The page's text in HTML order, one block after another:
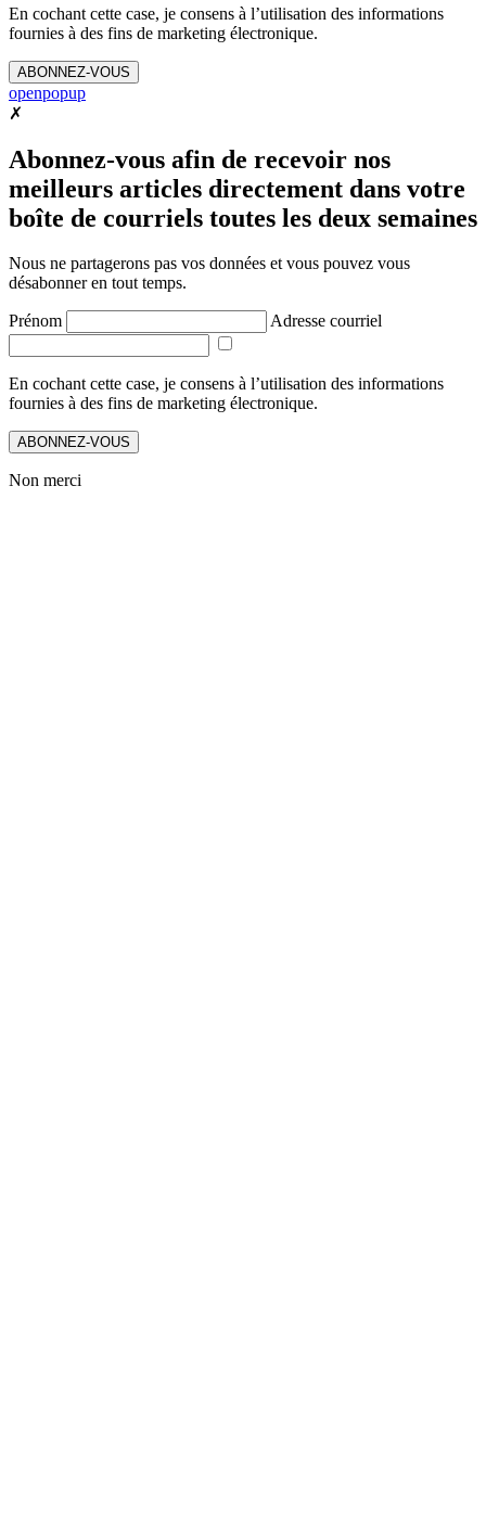
En cochant cette case, je consens à l’utilisation des informations
fournies à des fins de marketing électronique.
ABONNEZ-VOUS
openpopup
✗
Abonnez-vous afin de recevoir nos
meilleurs articles directement dans votre
boîte de courriels toutes les deux semaines
Nous ne partagerons pas vos données et vous pouvez vous
désabonner en tout temps.
Prénom Adresse courriel
En cochant cette case, je consens à l’utilisation des informations
fournies à des fins de marketing électronique.
ABONNEZ-VOUS
Non merci